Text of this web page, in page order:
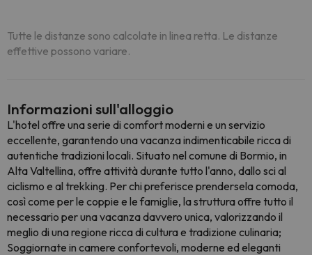
Tutte le distanze sono calcolate in linea retta. Le distanze
effettive possono variare.
Informazioni sull'alloggio
L'hotel offre una serie di comfort moderni e un servizio
eccellente, garantendo una vacanza indimenticabile ricca di
autentiche tradizioni locali. Situato nel comune di Bormio, in
Alta Valtellina, offre attività durante tutto l'anno, dallo sci al
ciclismo e al trekking. Per chi preferisce prendersela comoda,
così come per le coppie e le famiglie, la struttura offre tutto il
necessario per una vacanza davvero unica, valorizzando il
meglio di una regione ricca di cultura e tradizione culinaria;
Soggiornate in camere confortevoli, moderne ed eleganti